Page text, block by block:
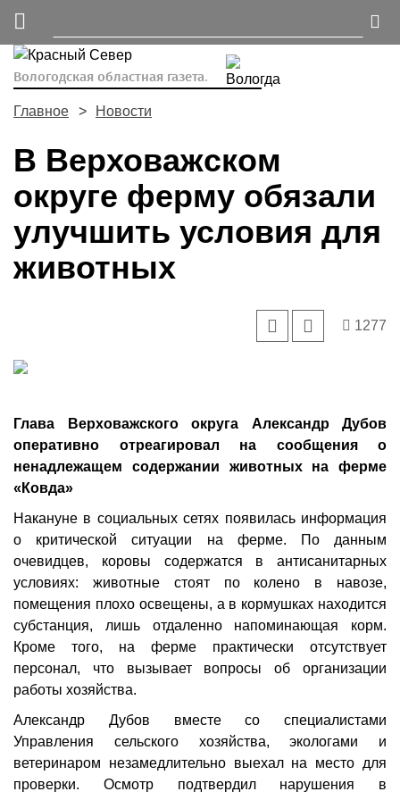
Вологодская областная газета.
Главное Новости
В Верховажском
округе ферму обязали
улучшить условия для
животных
1277
Глава Верховажского округа Александр Дубов
оперативно отреагировал на сообщения о
ненадлежащем содержании животных на ферме
«Ковда»
Накануне в социальных сетях появилась информация
о критической ситуации на ферме. По данным
очевидцев, коровы содержатся в антисанитарных
условиях: животные стоят по колено в навозе,
помещения плохо освещены, а в кормушках находится
субстанция, лишь отдаленно напоминающая корм.
Кроме того, на ферме практически отсутствует
персонал, что вызывает вопросы об организации
работы хозяйства.
Александр Дубов вместе со специалистами
Управления сельского хозяйства, экологами и
ветеринаром незамедлительно выехал на место для
проверки. Осмотр подтвердил нарушения в